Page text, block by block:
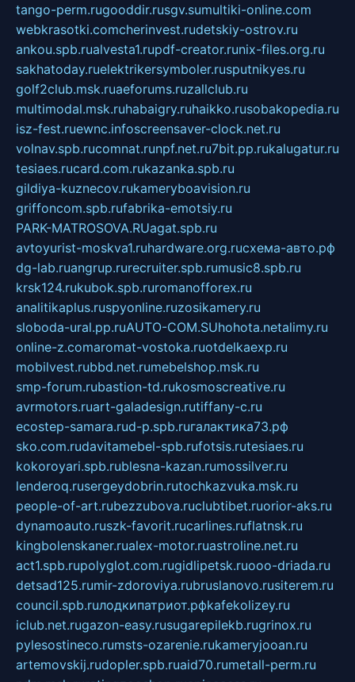
tango-perm.rugooddir.rusgv.sumultiki-online.com
webkrasotki.comcherinvest.rudetskiy-ostrov.ru
ankou.spb.rualvesta1.rupdf-creator.runix-files.org.ru
sakhatoday.ruelektrikersymboler.rusputnikyes.ru
golf2club.msk.ruaeforums.ruzallclub.ru
multimodal.msk.ruhabaigry.ruhaikko.rusobakopedia.ru
isz-fest.ruewnc.infoscreensaver-clock.net.ru
volnav.spb.rucomnat.runpf.net.ru7bit.pp.rukalugatur.ru
tesiaes.rucard.com.rukazanka.spb.ru
gildiya-kuznecov.rukameryboavision.ru
griffoncom.spb.rufabrika-emotsiy.ru
PARK-MATROSOVA.RUagat.spb.ru
avtoyurist-moskva1.ruhardware.org.ruсхема-авто.рф
dg-lab.ruangrup.rurecruiter.spb.rumusic8.spb.ru
krsk124.rukubok.spb.ruromanofforex.ru
analitikaplus.ruspyonline.ruzosikamery.ru
sloboda-ural.pp.ruAUTO-COM.SUhohota.netalimy.ru
online-z.comaromat-vostoka.ruotdelkaexp.ru
mobilvest.rubbd.net.rumebelshop.msk.ru
smp-forum.rubastion-td.rukosmoscreative.ru
avrmotors.ruart-galadesign.rutiffany-c.ru
ecostep-samara.rud-p.spb.ruгалактика73.рф
sko.com.rudavitamebel-spb.rufotsis.rutesiaes.ru
kokoroyari.spb.rublesna-kazan.rumossilver.ru
lenderoq.rusergeydobrin.rutochkazvuka.msk.ru
people-of-art.rubezzubova.ruclubtibet.ruorior-aks.ru
dynamoauto.ruszk-favorit.rucarlines.ruflatnsk.ru
kingbolenskaner.rualex-motor.ruastroline.net.ru
act1.spb.rupolyglot.com.rugidlipetsk.ruooo-driada.ru
detsad125.rumir-zdoroviya.rubruslanovo.rusiterem.ru
council.spb.ruлодкипатриот.рфkafekolizey.ru
iclub.net.rugazon-easy.rusugarepilekb.rugrinox.ru
pylesostineco.rumsts-ozarenie.rukameryjooan.ru
artemovskij.rudopler.spb.ruaid70.rumetall-perm.ru